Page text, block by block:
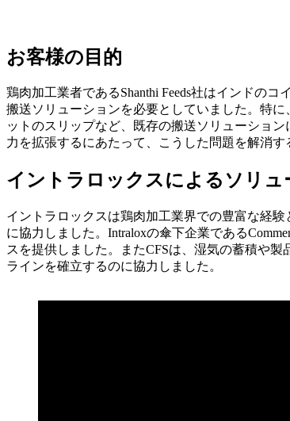
お客様の目的
鶏肉加工業者であるShanthi Feeds社はインドの
搬送ソリューションを必要としていました。特
ットのスリップなど、既存の搬送ソリューショ
力を拡張するにあたって、こうした問題を解消
イントラロックスによるソリュ
イントラロックスは鶏肉加工業界での豊富な経
に協力しました。Intraloxの傘下企業である
スを提供しました。またCFSは、湿気の蓄積や
ラインを確立するのに協力しました。